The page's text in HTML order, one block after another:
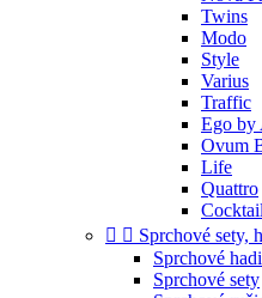
Twins
Modo
Style
Varius
Traffic
Ego by
Ovum
Life
Quattro
Cocktail
  Sprchové sety,
Sprchové
Sprchové sety